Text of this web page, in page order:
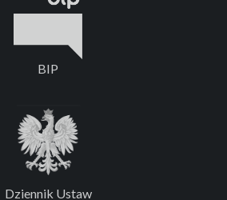
BIP
Dziennik Ustaw